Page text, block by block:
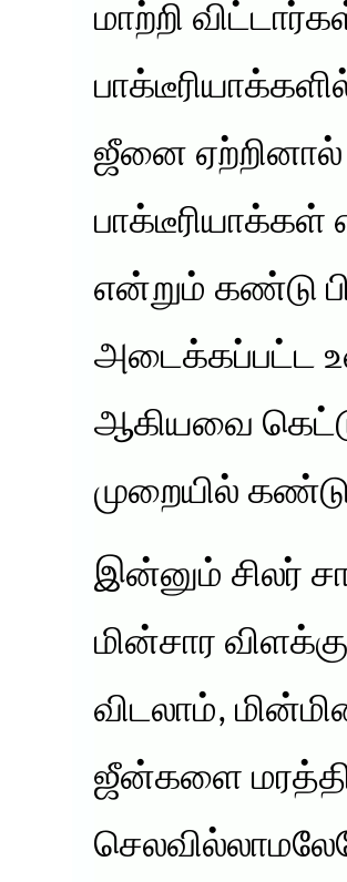
மாற்றி
ஜீனை
பாக்டீரியாக்கள்
என்றும் கண்டு
அடைக்கப்பட்ட
ஆகியவை
முறையில் கண்டு
இன்னும் சிலர்
மின்சார
விடலாம்,
ஜீன்களை